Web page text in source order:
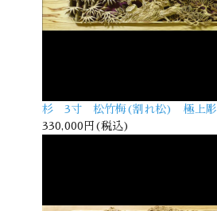
杉 3寸 松竹梅(割れ松) 極上彫
330,000円(税込)